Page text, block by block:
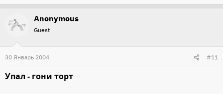
Anonymous
Guest
30 Январь 2004 #11
Упал - гони торт